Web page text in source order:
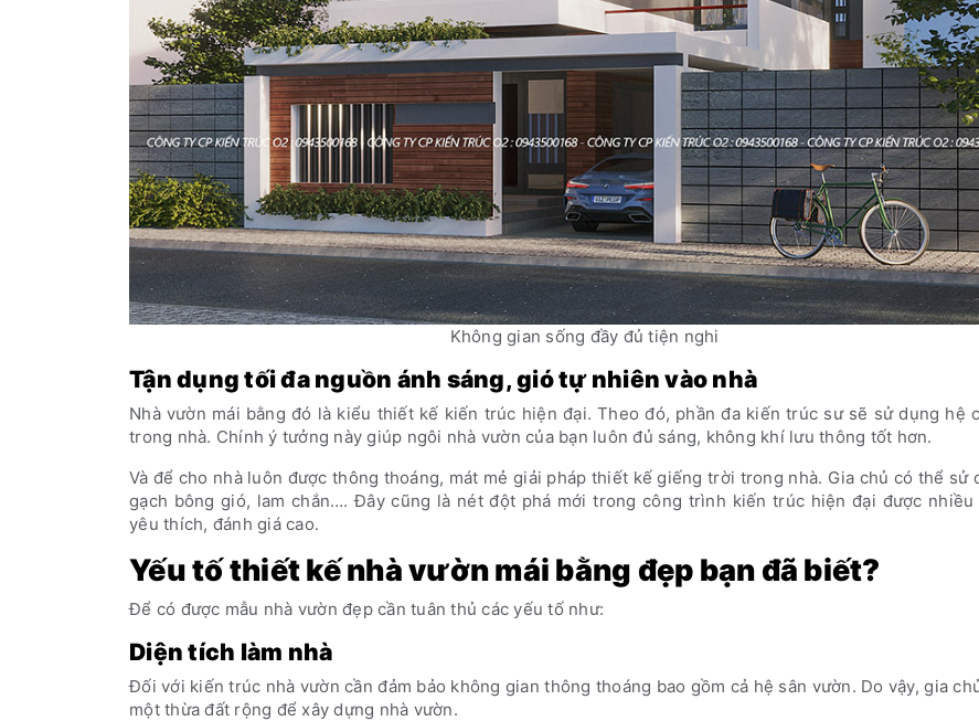
Không gian sống đầy đủ tiện nghi
Tận dụng tối đa nguồn ánh sáng, gió tự nhiên vào nhà
Nhà vườn mái bằng đó là kiểu thiết kế kiến trúc hiện đại. Theo đó, phần đa kiến trúc sư sẽ sử dụng hệ
trong nhà. Chính ý tưởng này giúp ngôi nhà vườn của bạn luôn đủ sáng, không khí lưu thông tốt hơn.
Và để cho nhà luôn được thông thoáng, mát mẻ giải pháp thiết kế giếng trời trong nhà. Gia chủ có thể sử
gạch bông gió, lam chắn…. Đây cũng là nét đột phá mới trong công trình kiến trúc hiện đại được nhiều
yêu thích, đánh giá cao.
Yếu tố thiết kế nhà vườn mái bằng đẹp bạn đã biết?
Để có được mẫu nhà vườn đẹp cần tuân thủ các yếu tố như:
Diện tích làm nhà
Đối với kiến trúc nhà vườn cần đảm bảo không gian thông thoáng bao gồm cả hệ sân vườn. Do vậy, gia
một thừa đất rộng để xây dựng nhà vườn.